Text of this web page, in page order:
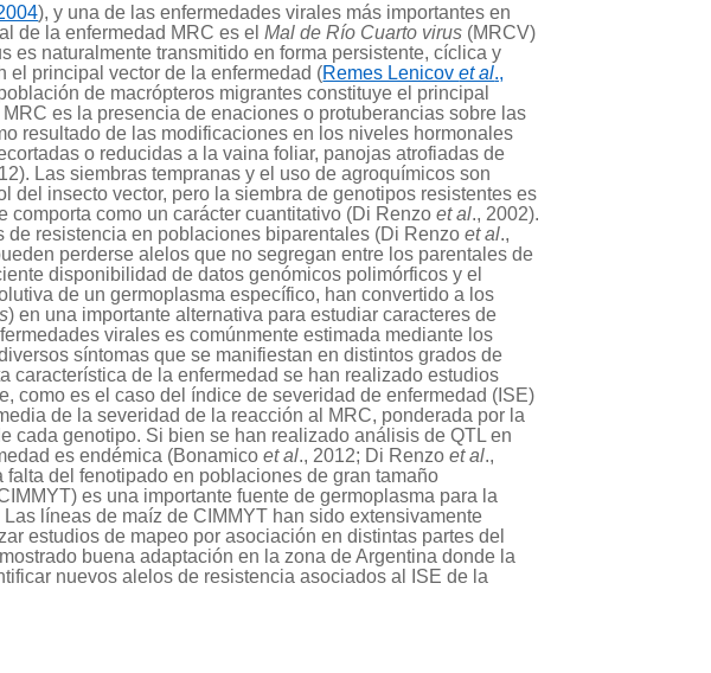
), y una de las enfermedades virales más importantes en
de la enfermedad MRC es elMal de Río Cuarto virus (MRCV)
es naturalmente transmitido en forma persistente, cíclica y
el principal vector de la enfermedad (Remes Lenicovet al.,
de macrópteros migrantes constituye el principal
es la presencia de enaciones o protuberancias sobre las
resultado de las modificaciones en los niveles hormonales
o reducidas a la vaina foliar, panojas atrofiadas de
Las siembras tempranas y el uso de agroquímicos son
insecto vector, pero la siembra de genotipos resistentes es
comporta como un carácter cuantitativo (Di Renzoet al., 2002).
de resistencia en poblaciones biparentales (Di Renzoet al.,
perderse alelos que no segregan entre los parentales de
disponibilidad de datos genómicos polimórficos y el
de un germoplasma específico, han convertido a los
) en una importante alternativa para estudiar caracteres de
virales es comúnmente estimada mediante los
síntomas que se manifiestan en distintos grados de
de la enfermedad se han realizado estudios
como es el caso del índice de severidad de enfermedad (ISE)
de la severidad de la reacción al MRC, ponderada por la
cada genotipo. Si bien se han realizado análisis de QTL en
es endémica (Bonamicoet al., 2012; Di Renzoet al.,
del fenotipado en poblaciones de gran tamaño
es una importante fuente de germoplasma para la
líneas de maíz de CIMMYT han sido extensivamente
estudios de mapeo por asociación en distintas partes del
buena adaptación en la zona de Argentina donde la
nuevos alelos de resistencia asociados al ISE de la